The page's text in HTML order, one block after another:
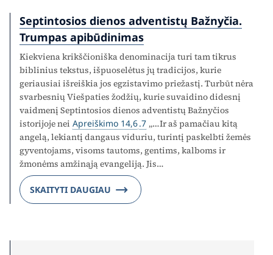
Septintosios dienos adventistų Bažnyčia.
Trumpas apibūdinimas
Kiekviena krikščioniška denominacija turi tam tikrus
biblinius tekstus, išpuoselėtus jų tradicijos, kurie
geriausiai išreiškia jos egzistavimo priežastį. Turbūt nėra
svarbesnių Viešpaties žodžių, kurie suvaidino didesnį
vaidmenį Septintosios dienos adventistų Bažnyčios
istorijoje nei Apreiškimo 14,6.7 „…Ir aš pamačiau kitą
angelą, lekiantį dangaus viduriu, turintį paskelbti žemės
gyventojams, visoms tautoms, gentims, kalboms ir
žmonėms amžinąją evangeliją. Jis…
SKAITYTI DAUGIAU